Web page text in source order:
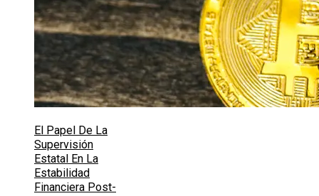
El Papel De La
Supervisión
Estatal En La
Estabilidad
Financiera Post-